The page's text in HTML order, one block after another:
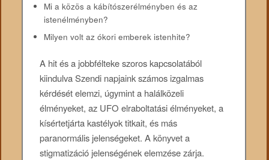
Mi a közös a kábítószerélményben és az
istenélményben?
Milyen volt az ókori emberek istenhite?
A hit és a jobbfélteke szoros kapcsolatából
kiindulva Szendi napjaink számos izgalmas
kérdését elemzi, úgymint a halálközeli
élményeket, az UFO elraboltatási élményeket, a
kísértetjárta kastélyok titkait, és más
paranormális jelenségeket. A könyvet a
stigmatizáció jelenségének elemzése zárja.